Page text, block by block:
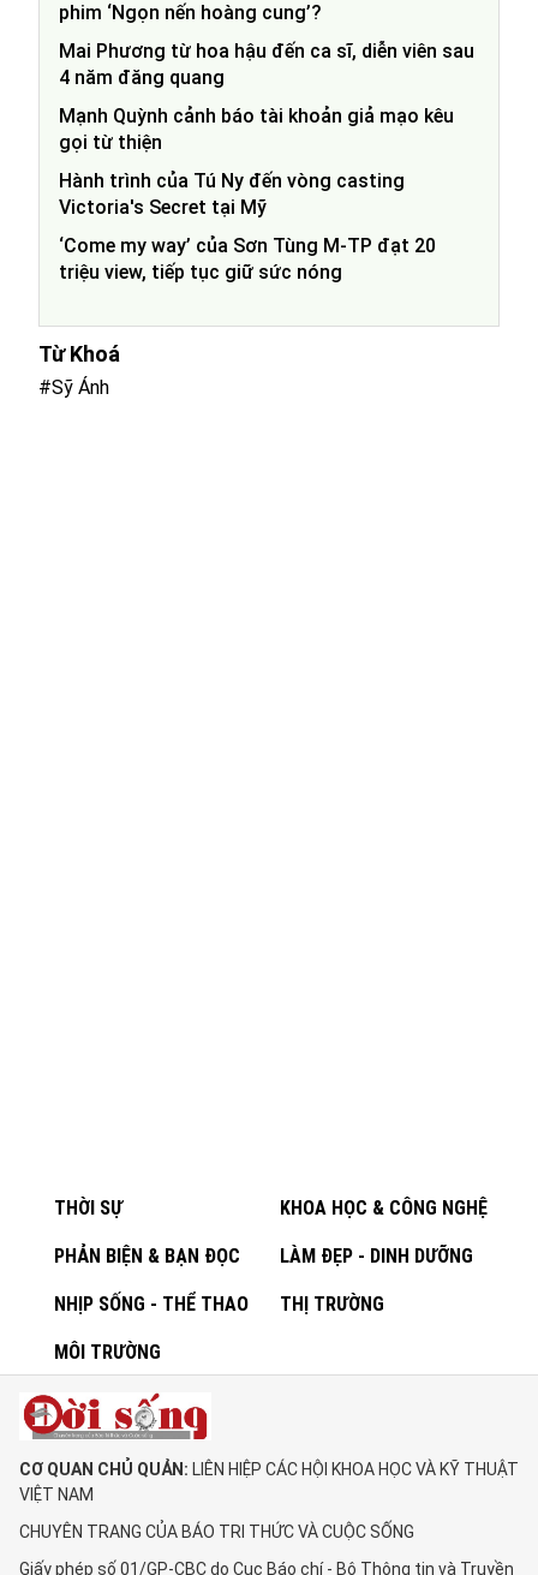
phim ‘Ngọn nến hoàng cung’?
Mai Phương từ hoa hậu đến ca sĩ, diễn viên sau
4 năm đăng quang
Mạnh Quỳnh cảnh báo tài khoản giả mạo kêu
gọi từ thiện
Hành trình của Tú Ny đến vòng casting
Victoria's Secret tại Mỹ
‘Come my way’ của Sơn Tùng M-TP đạt 20
triệu view, tiếp tục giữ sức nóng
Từ Khoá
#Sỹ Ánh
THỜI SỰ KHOA HỌC & CÔNG NGHỆ
PHẢN BIỆN & BẠN ĐỌC LÀM ĐẸP - DINH DƯỠNG
NHỊP SỐNG - THỂ THAO THỊ TRƯỜNG
MÔI TRƯỜNG
CƠ QUAN CHỦ QUẢN: LIÊN HIỆP CÁC HỘI KHOA HỌC VÀ KỸ THUẬT
VIỆT NAM
CHUYÊN TRANG CỦA BÁO TRI THỨC VÀ CUỘC SỐNG
Giấy phép số 01/GP-CBC do Cục Báo chí - Bộ Thông tin và Truyền